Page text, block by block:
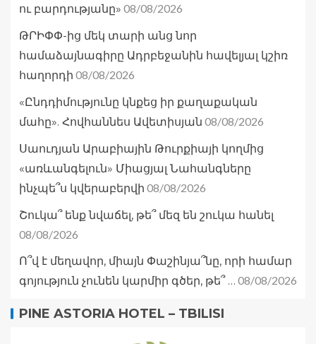
ու բարդությանը» 08/08/2026
ԹՐԻՓՓ-ից մեկ տարի անց նոր
համաձայնագիրը Ադրբեջանին հավելյալ կշիռ
հաղորդի 08/08/2026
«Ընդդիմությունը կնքեց իր քաղաքական
մահը». Հովհաննես Ավետիսյան 08/08/2026
Սաուդյան Արաբիային Թուրքիայի կողմից
«առևանգելուն» Միացյալ Նահանգները
ինչպե՞ս կվերաբերվի 08/08/2026
Շուկա՞ ենք նվաճել, թե՞ մեզ են շուկա հանել
08/08/2026
Ո՞վ է մեղավոր, միայն Փաշինյա՞նը, որի համար
գոյություն չունեն կարմիր գծեր, թե՞ … 08/08/2026
PINE ASTORIA HOTEL – TBILISI